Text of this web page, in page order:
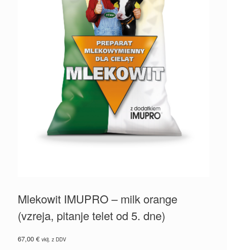
Mlekowit IMUPRO – milk orange
(vzreja, pitanje telet od 5. dne)
67,00 € vklj. z DDV